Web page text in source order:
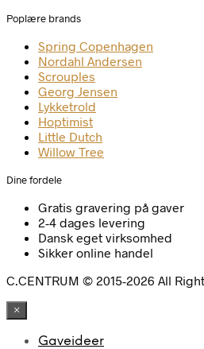
Poplære brands
Spring Copenhagen
Nordahl Andersen
Scrouples
Georg Jensen
Lykketrold
Hoptimist
Little Dutch
Willow Tree
Dine fordele
Gratis gravering på gaver
2-4 dages levering
Dansk eget virksomhed
Sikker online handel
C.CENTRUM © 2015-2026 All
×
Gaveideer